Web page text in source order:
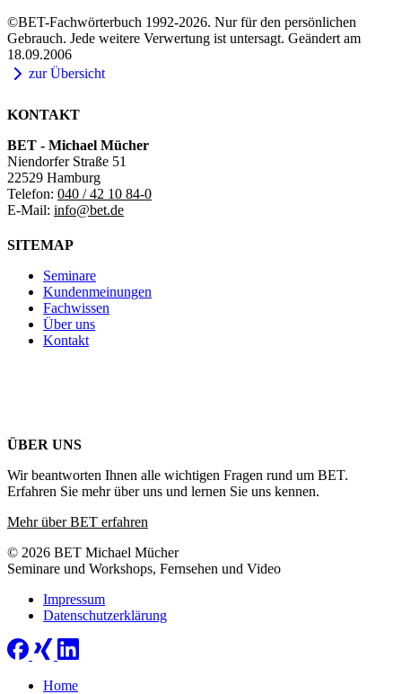
©BET-Fachwörterbuch 1992-2026. Nur für den persönlichen
Gebrauch. Jede weitere Verwertung ist untersagt. Geändert am
18.09.2006
zur Übersicht
KONTAKT
BET - Michael Mücher
Niendorfer Straße 51
22529 Hamburg
Telefon: 040 / 42 10 84-0
E-Mail: info@bet.de
SITEMAP
Seminare
Kundenmeinungen
Fachwissen
Über uns
Kontakt
ÜBER UNS
Wir beantworten Ihnen alle wichtigen Fragen rund um BET.
Erfahren Sie mehr über uns und lernen Sie uns kennen.
Mehr über BET erfahren
© 2026 BET Michael Mücher
Seminare und Workshops, Fernsehen und Video
Impressum
Datenschutzerklärung
Home